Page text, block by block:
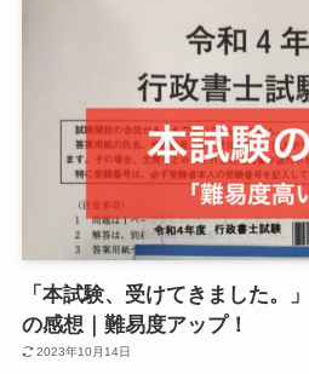
「本試験、受けてきました。
の感想｜難易度アップ！
2023年10月14日